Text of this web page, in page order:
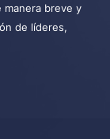
manera breve y
de líderes,